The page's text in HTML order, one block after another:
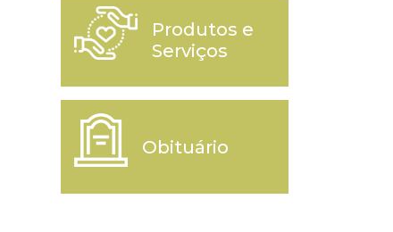
Produtos e
Serviços
Obituário